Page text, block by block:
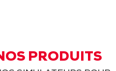
et
PRODUITS